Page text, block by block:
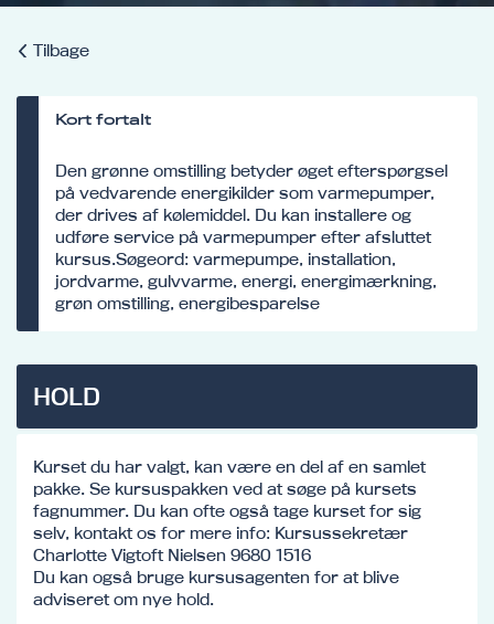
Tilbage
Kort fortalt
Den grønne omstilling betyder øget efterspørgsel
på vedvarende energikilder som varmepumper,
der drives af kølemiddel. Du kan installere og
udføre service på varmepumper efter afsluttet
kursus.Søgeord: varmepumpe, installation,
jordvarme, gulvvarme, energi, energimærkning,
grøn omstilling, energibesparelse
HOLD
Kurset du har valgt, kan være en del af en samlet
pakke. Se kursuspakken ved at søge på kursets
fagnummer. Du kan ofte også tage kurset for sig
selv, kontakt os for mere info: Kursussekretær
Charlotte Vigtoft Nielsen 9680 1516
Du kan også bruge kursusagenten for at blive
adviseret om nye hold.